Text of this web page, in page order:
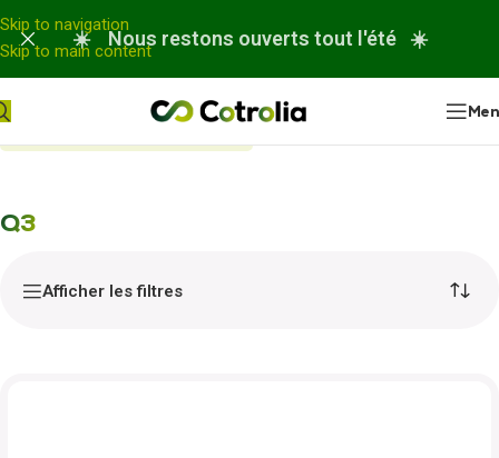
Panneau de gestion des cookies
Skip to navigation
Skip to main content
☀️ Nous restons ouverts tout l'été ☀️
Q3
Afficher les filtres